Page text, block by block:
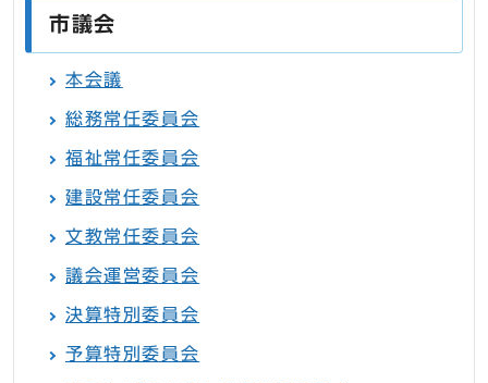
市議会
本会議
総務常任委員会
福祉常任委員会
建設常任委員会
文教常任委員会
議会運営委員会
決算特別委員会
予算特別委員会